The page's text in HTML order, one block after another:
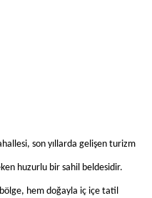
son yıllarda gelişen turizm
huzurlu bir sahil beldesidir.
hem doğayla iç içe tatil